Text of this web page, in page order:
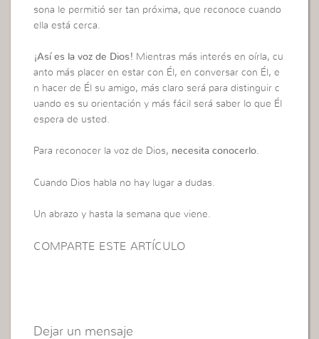
sona le permitió ser tan próxima, que reconoce cuando
ella está cerca.
¡Así es la voz de Dios! Mientras más interés en oírla, cu
anto más placer en estar con Él, en conversar con Él, e
n hacer de Él su amigo, más claro será para distinguir c
uando es su orientación y más fácil será saber lo que Él
espera de usted.
Para reconocer la voz de Dios, necesita conocerlo.
Cuando Dios habla no hay lugar a dudas.
Un abrazo y hasta la semana que viene.
COMPARTE ESTE ARTÍCULO
Dejar un mensaje